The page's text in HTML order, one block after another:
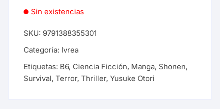
Sin existencias
SKU: 9791388355301
Categoría: Ivrea
Etiquetas: B6, Ciencia Ficción, Manga, Shonen,
Survival,Terror,Thriller,Yusuke Otori